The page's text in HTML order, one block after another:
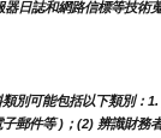
日誌和網路信標等技術
別可能包括以下類別：
郵件等 )；(2) 辨識財務